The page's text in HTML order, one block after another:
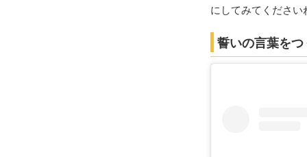
にしてみてください
誓いの言葉をつ